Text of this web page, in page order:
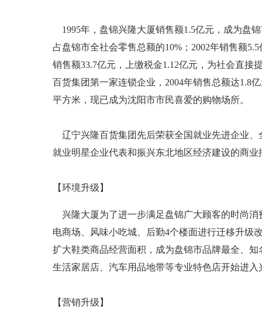
1995年，盘锦兴隆大厦销售额1.5亿元，成为盘
占盘锦市全社会零售总额的10%；2002年销售额
销售额33.7亿元，上缴税金1.12亿元，为社会直接
百货集团第一家连锁企业，2004年销售总额达1.8
平方米，现已成为沈阳市市民喜爱的购物场所。
辽宁兴隆百货集团先后荣获全国就业先进企业、
就业明星企业代表和振兴东北地区经济建设的商
【环境升级】
兴隆大厦为了进一步满足盘锦广大顾客的时尚消
电商场、风味小吃城、后勤4个楼面进行迁移升级
扩大鞋类商品经营面积，成为盘锦市品牌最全、
生活家居店、汽车用品地带等专业特色店开始进入
【营销升级】